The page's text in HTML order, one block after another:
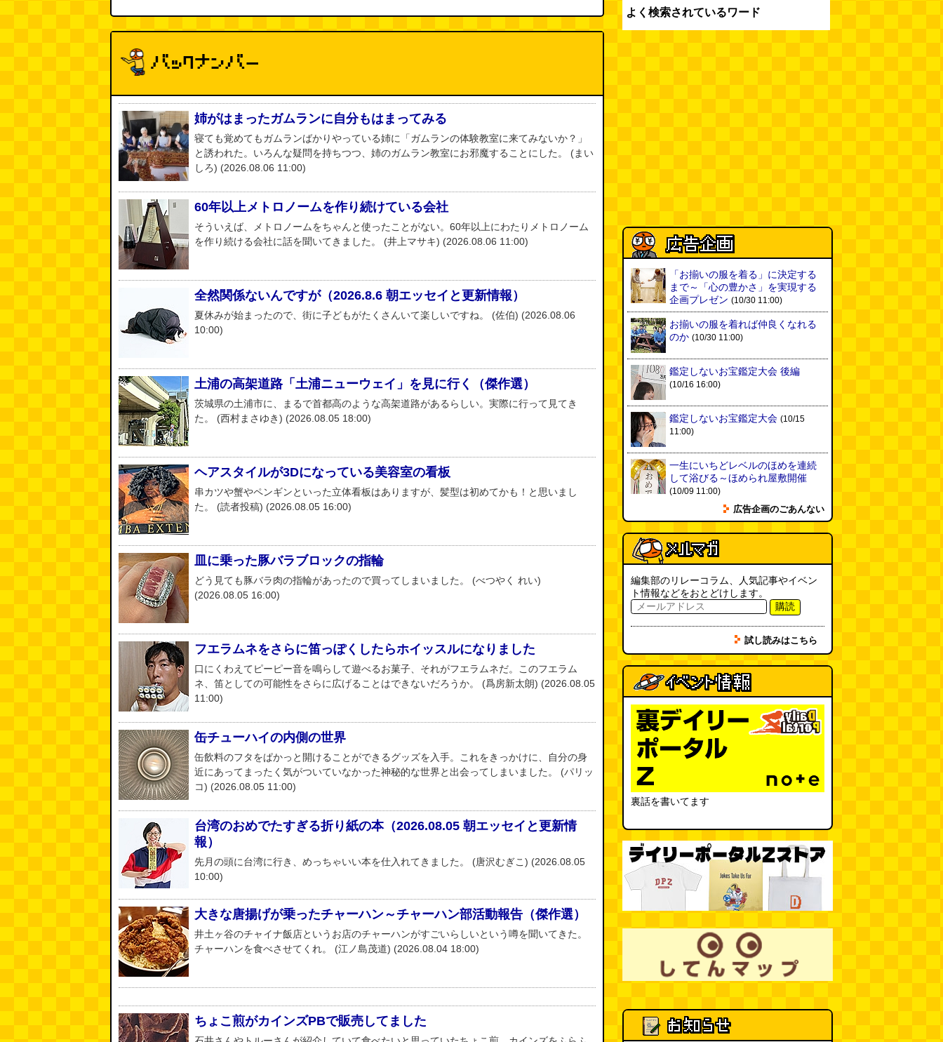
姉がはまったガムランに自分もはまってみる
寝ても覚めてもガムランばかりやっている姉に「ガムランの体験教室に来てみないか？」
と誘われた。いろんな疑問を持ちつつ、姉のガムラン教室にお邪魔することにした。 (まい
しろ) (2026.08.06 11:00)
60年以上メトロノームを作り続けている会社
そういえば、メトロノームをちゃんと使ったことがない。60年以上にわたりメトロノーム
を作り続ける会社に話を聞いてきました。 (井上マサキ) (2026.08.06 11:00)
全然関係ないんですが（2026.8.6 朝エッセイと更新情報）
夏休みが始まったので、街に子どもがたくさんいて楽しいですね。 (佐伯) (2026.08.06
10:00)
土浦の高架道路「土浦ニューウェイ」を見に行く（傑作選）
茨城県の土浦市に、まるで首都高のような高架道路があるらしい。実際に行って見てき
た。 (西村まさゆき) (2026.08.05 18:00)
ヘアスタイルが3Dになっている美容室の看板
串カツや蟹やペンギンといった立体看板はありますが、髪型は初めてかも！と思いまし
た。 (読者投稿) (2026.08.05 16:00)
皿に乗った豚バラブロックの指輪
どう見ても豚バラ肉の指輪があったので買ってしまいました。 (べつやく れい)
(2026.08.05 16:00)
フエラムネをさらに笛っぽくしたらホイッスルになりました
口にくわえてピーピー音を鳴らして遊べるお菓子、それがフエラムネだ。このフエラム
ネ、笛としての可能性をさらに広げることはできないだろうか。 (爲房新太朗) (2026.08.05
11:00)
缶チューハイの内側の世界
缶飲料のフタをぱかっと開けることができるグッズを入手。これをきっかけに、自分の身
近にあってまったく気がついていなかった神秘的な世界と出会ってしまいました。 (パリッ
コ) (2026.08.05 11:00)
台湾のおめでたすぎる折り紙の本（2026.08.05 朝エッセイと更新情
報）
先月の頭に台湾に行き、めっちゃいい本を仕入れてきました。 (唐沢むぎこ) (2026.08.05
10:00)
大きな唐揚げが乗ったチャーハン～チャーハン部活動報告（傑作選）
井土ヶ谷のチャイナ飯店というお店のチャーハンがすごいらしいという噂を聞いてきた。
チャーハンを食べさせてくれ。 (江ノ島茂道) (2026.08.04 18:00)
ちょこ煎がカインズPBで販売してました
ベランダに咲いた小さな花
（2026.8.4 朝エッセイ/西村まさ
「入力中…」の動きを対面の会話
で表現したい(んちゅたぐい)
(08.03 11:00)
ミンティアで汗がおさえられるの
は本当か(べつやく れい) (08.03
11:00)
新情報）
(ほり) (08.03 10:00)
夏の良さ、庭の木を抜く、AIっぽ
さ・7/25～31 のデイリーポータ
ルZダイジェスト
おもしろいって言われたい 第1回
(林雄司) (08.02 11:00)
冷房の壊れた焼肉屋（2026.8.2
朝エッセイと更新情報）(トルー)
(08.02 10:00)
カシューナッツの果実、カシュー
アップルは甘渋かった（傑作選）
(玉置標本) (08.01 18:00)
非常口の可能性があるタイヤ(ん
(08.01 16:00)
青森駅前にはビーチがある
投稿) (08.01 16:00)
柔道着でペヤングのCMを再現し
たい(つりばんど岡村)
マンゴーみたいに切る(トルー)
(08.01 11:00)
翼の上の謎フックを見る旅
（2026.8.1 朝エッセイと更新情
報）(伊藤健史) (08.01 10:00)
よく検索されているワード
「お揃いの服を着る」に決定する
まで～「心の豊かさ」を実現する
企画プレゼン (10/30 11:00)
お揃いの服を着れば仲良くなれる
のか (10/30 11:00)
鑑定しないお宝鑑定大会 後編
(10/16 16:00)
鑑定しないお宝鑑定大会 (10/15
11:00)
一生にいちどレベルのほめを連続
して浴びる～ほめられ屋敷開催
(10/09 11:00)
広告企画のごあんない
編集部のリレーコラム、人気記事やイベン
ト情報などをおとどけします。
購読
試し読みはこちら
裏話を書いてます